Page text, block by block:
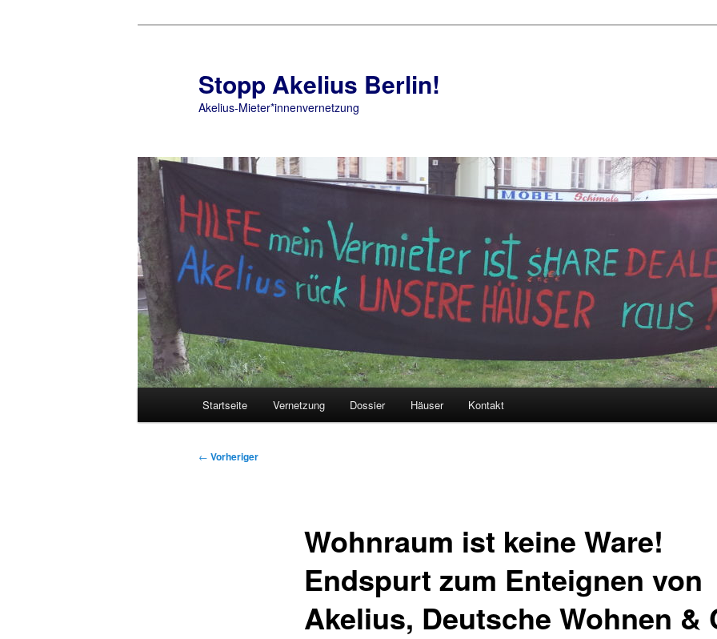
Stopp Akelius Berlin!
Akelius-Mieter*innenvernetzung
Startseite Vernetzung Dossier Häuser Kontakt
Beitragsnavigation
← Vorheriger
Wohnraum ist keine Ware!
Endspurt zum Enteignen von
Akelius, Deutsche Wohnen &